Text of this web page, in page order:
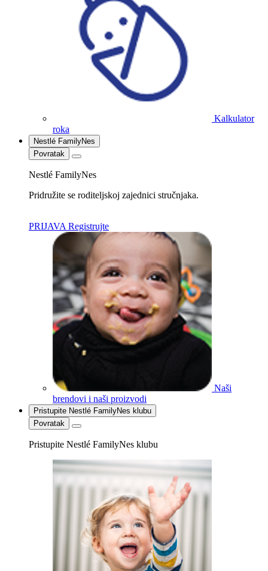
Kalkulator
roka
Nestlé FamilyNes
Povratak
Nestlé FamilyNes
Pridružite se roditeljskoj zajednici stručnjaka.
PRIJAVA Registrujte
Naši
brendovi i naši proizvodi
Pristupite Nestlé FamilyNes klubu
Povratak
Pristupite Nestlé FamilyNes klubu